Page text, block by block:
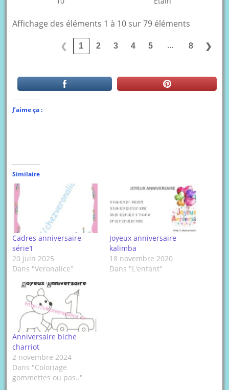
Affichage des éléments 1 à 10 sur 79 éléments
❮ 1 2 3 4 5 … 8 ❯
J’aime ça :
Similaire
Cadres anniversaire
série1
20 juin 2025
Dans "Veronalice"
Joyeux anniversaire
kalimba
18 novembre 2020
Dans "L'enfant"
Anniversaire biche
charriot
2 novembre 2024
Dans "Coloriage
gommettes ou pas.."